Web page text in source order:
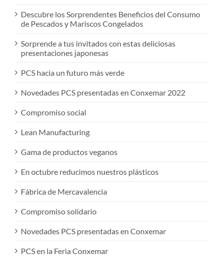
Descubre los Sorprendentes Beneficios del Consumo
de Pescados y Mariscos Congelados
Sorprende a tus invitados con estas deliciosas
presentaciones japonesas
PCS hacia un futuro más verde
Novedades PCS presentadas en Conxemar 2022
Compromiso social
Lean Manufacturing
Gama de productos veganos
En octubre reducimos nuestros plásticos
Fábrica de Mercavalencia
Compromiso solidario
Novedades PCS presentadas en Conxemar
PCS en la Feria Conxemar